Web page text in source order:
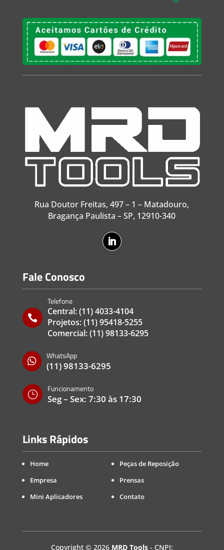
Rua Doutor Freitas, 497 – 1 – Matadouro,
Bragança Paulista – SP, 12910-340
Fale Conosco

Telefone
Central:(11) 4033-4104
Projetos:(11) 95418-5255
Comercial:(11) 98133-6295

WhatsApp
(11) 98133-6295
}
Funcionamento
Seg – Sex: 7:30 às 17:30
Links Rápidos
Home
Empresa
Mini Aplicadores
Peças de Reposição
Prensas
Contato
Copyright © 2026 MRD Tools- CNPJ: